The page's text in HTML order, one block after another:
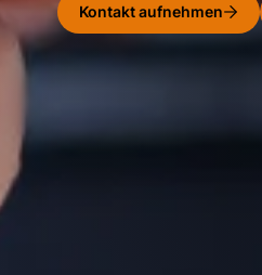
Kontakt aufnehmen